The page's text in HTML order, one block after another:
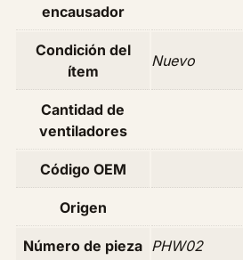
d
ó
H
encausador
Condición del
ítem
Nuevo
Cantidad de
ventiladores
Código OEM
Origen
Número de pieza PHW02